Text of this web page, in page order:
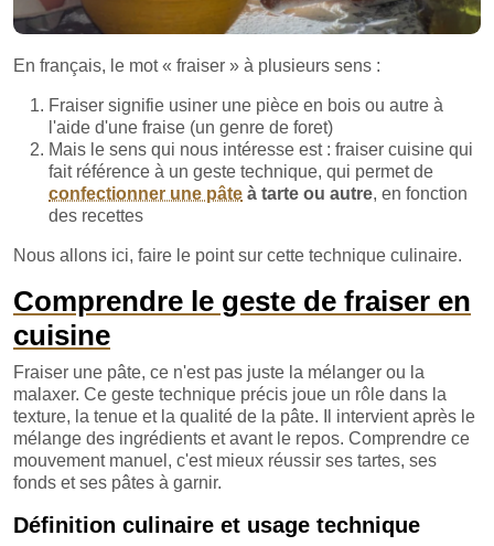
En français, le mot « fraiser » à plusieurs sens :
Fraiser signifie usiner une pièce en bois ou autre à
l'aide d'une fraise (un genre de foret)
Mais le sens qui nous intéresse est : fraiser cuisine qui
fait référence à un geste technique, qui permet de
confectionner une pâte à tarte ou autre, en fonction
des recettes
Nous allons ici, faire le point sur cette technique culinaire.
Comprendre le geste de fraiser en
cuisine
Fraiser une pâte, ce n'est pas juste la mélanger ou la
malaxer. Ce geste technique précis joue un rôle dans la
texture, la tenue et la qualité de la pâte. Il intervient après le
mélange des ingrédients et avant le repos. Comprendre ce
mouvement manuel, c'est mieux réussir ses tartes, ses
fonds et ses pâtes à garnir.
Définition culinaire et usage technique